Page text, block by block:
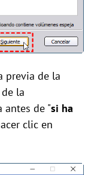
previa de la
la
antes de "si ha
clic en